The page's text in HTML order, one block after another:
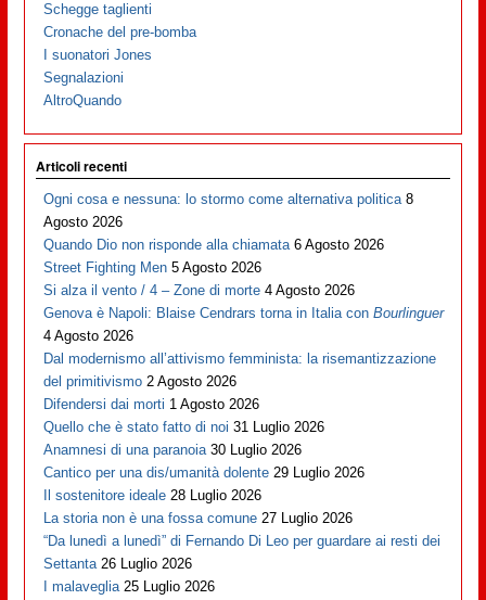
Schegge taglienti
Cronache del pre-bomba
I suonatori Jones
Segnalazioni
AltroQuando
Articoli recenti
Ogni cosa e nessuna: lo stormo come alternativa politica 8
Agosto 2026
Quando Dio non risponde alla chiamata 6 Agosto 2026
Street Fighting Men 5 Agosto 2026
Si alza il vento / 4 – Zone di morte 4 Agosto 2026
Genova è Napoli: Blaise Cendrars torna in Italia conBourlinguer
4 Agosto 2026
Dal modernismo all’attivismo femminista: la risemantizzazione
del primitivismo 2 Agosto 2026
Difendersi dai morti 1 Agosto 2026
Quello che è stato fatto di noi 31 Luglio 2026
Anamnesi di una paranoia 30 Luglio 2026
Cantico per una dis/umanità dolente 29 Luglio 2026
Il sostenitore ideale 28 Luglio 2026
La storia non è una fossa comune 27 Luglio 2026
“Da lunedì a lunedì” di Fernando Di Leo per guardare ai resti dei
Settanta 26 Luglio 2026
I malaveglia 25 Luglio 2026